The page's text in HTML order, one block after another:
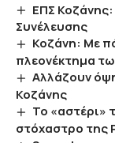
ΕΠΣ
Συνέλευσης
Κοζάνη: Με
πλεονέκτημα
Αλλάζουν
Κοζάνης
Το «αστέρι»
στόχαστρο της